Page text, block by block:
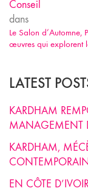
Conseil
dans
Le Salon
œuvres qui explorent
LATEST
KARDHAM
MANAGEMENT
KARDHAM,
EN CÔTE